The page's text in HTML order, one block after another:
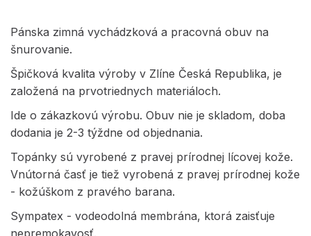
Pánska zimná vychádzková a pracovná obuv na
šnurovanie.
Špičková kvalita výroby v Zlíne Česká Republika, je
založená na prvotriednych materiáloch.
Ide o zákazkovú výrobu. Obuv nie je skladom, doba
dodania je 2-3 týždne od objednania.
Topánky sú vyrobené z pravej prírodnej lícovej kože.
Vnútorná časť je tiež vyrobená z pravej prírodnej kože
- kožúškom z pravého barana.
Sympatex - vodeodolná membrána, ktorá zaisťuje